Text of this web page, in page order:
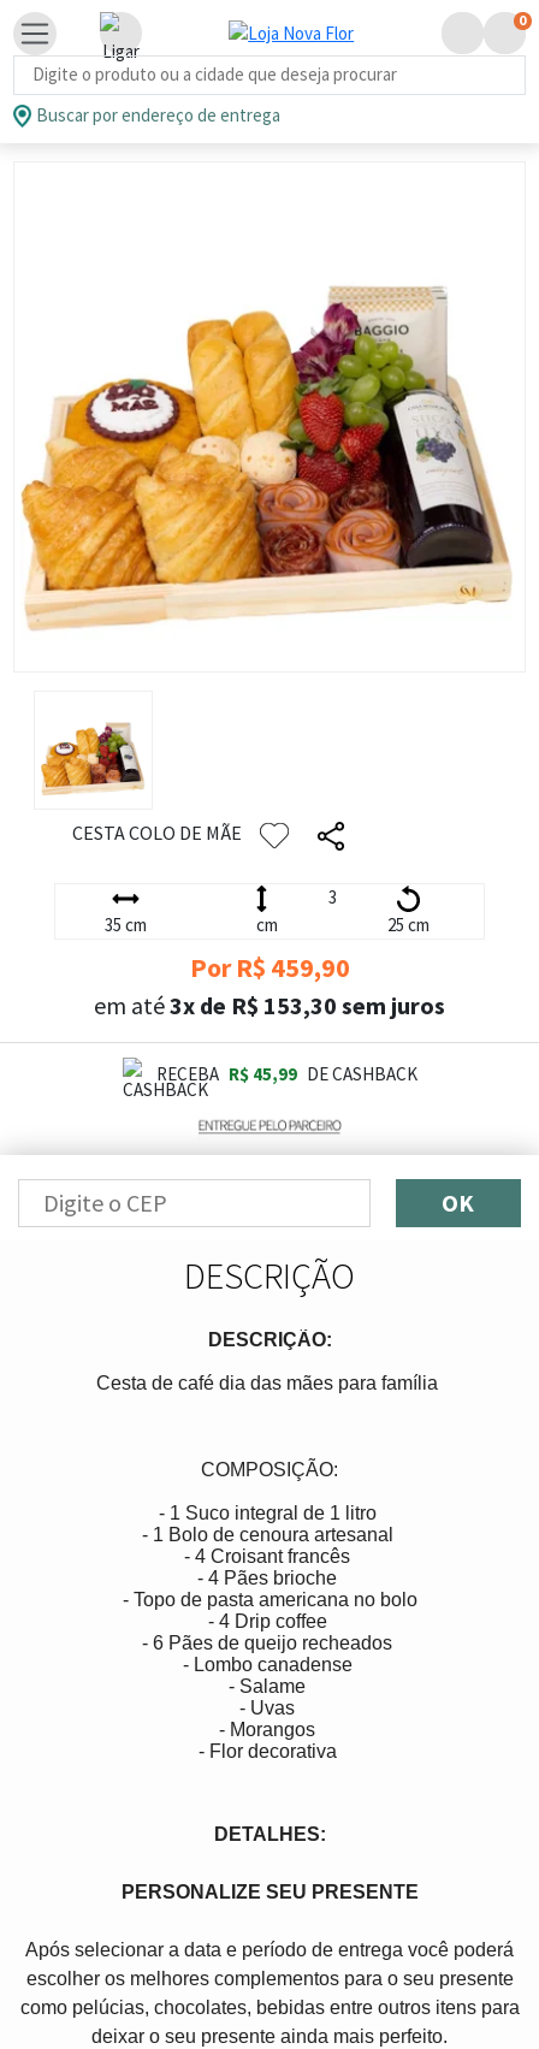
Busca de produtos
0
Buscar por endereço de entrega
CESTA COLO DE MÃE
35 cm
3
cm
25 cm
Por R$ 459,90
em até3x de R$ 153,30 sem juros
RECEBA R$ 45,99 DE CASHBACK
OK
DESCRIÇÃO
DESCRIÇÃO:
Cesta de café dia das mães para família
COMPOSIÇÃO:
- 1 Suco integral de 1 litro
- 1 Bolo de cenoura artesanal
- 4 Croisant francês
- 4 Pães brioche
- Topo de pasta americana no bolo
- 4 Drip coffee
- 6 Pães de queijo recheados
- Lombo canadense
- Salame
- Uvas
- Morangos
- Flor decorativa
DETALHES:
PERSONALIZE SEU PRESENTE
Após selecionar a data e período de entrega você poder
escolher os melhores complementos para o seu presente
como pelúcias, chocolates, bebidas entre outros itens para
deixar o seu presente ainda mais perfeito.